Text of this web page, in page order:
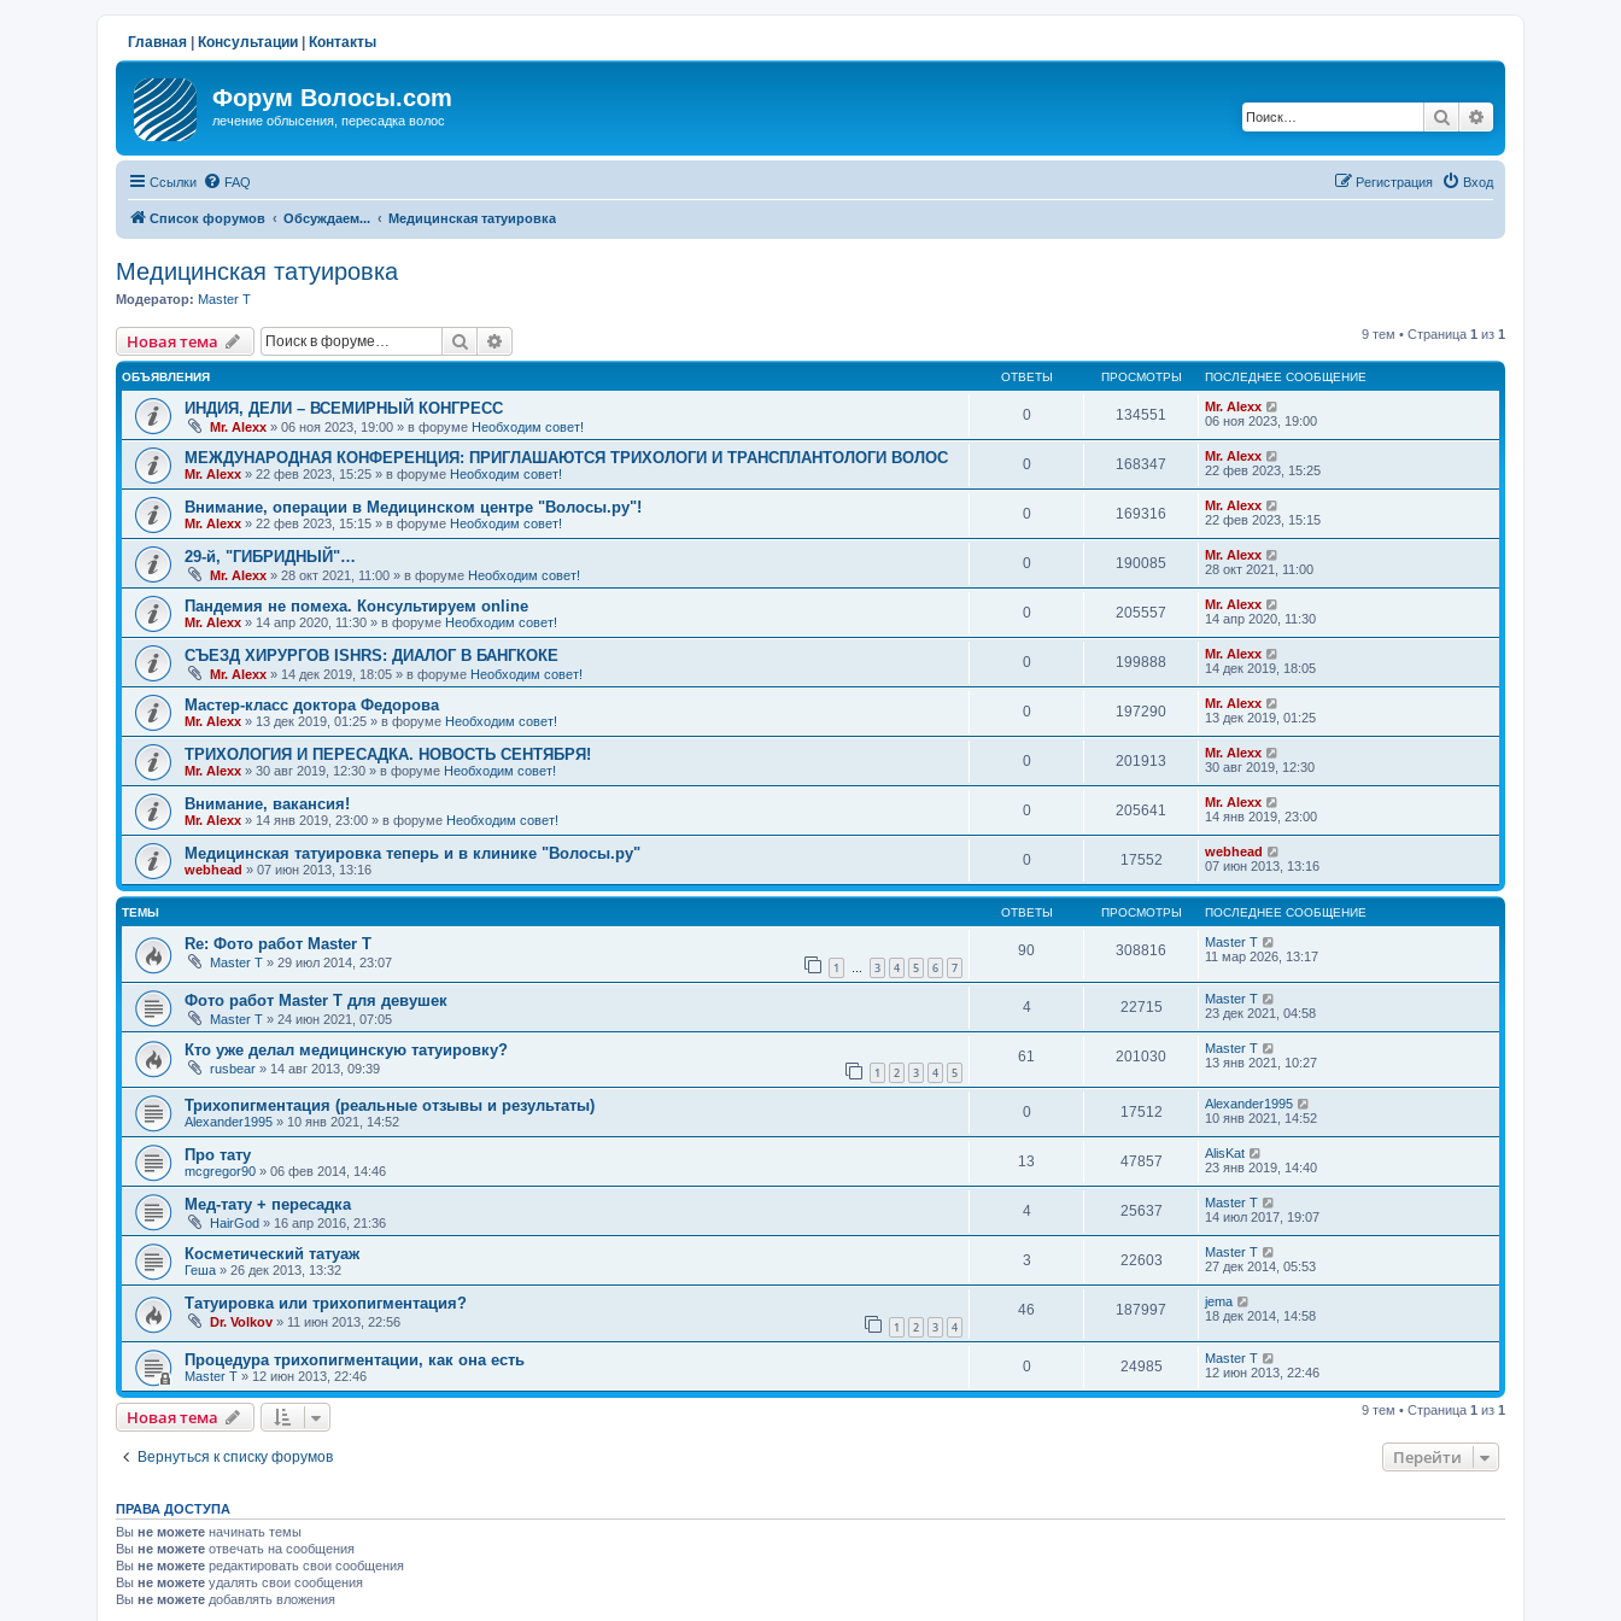
Главная Консультации Контакты
Форум Волосы.com
лечение облысения, пересадка волос Поиск
Ссылки FAQ Вход
Регистрация
Список форумов Обсуждаем... Медицинская татуировка
Медицинская татуировка
Модератор: Master T
Новая тема Поиск 9 тем • Страница 1 из 1
ОБЪЯВЛЕНИЯ ОТВЕТЫ ПРОСМОТРЫ ПОСЛЕДНЕЕ СООБЩЕНИЕ
ИНДИЯ, ДЕЛИ – ВСЕМИРНЫЙ КОНГРЕСС
Mr. Alexx » 06 ноя 2023, 19:00 » в форуме Необходим совет!
0 134551
Mr. Alexx
06 ноя 2023, 19:00
МЕЖДУНАРОДНАЯ КОНФЕРЕНЦИЯ: ПРИГЛАШАЮТСЯ ТРИХОЛОГИ И ТРАНСПЛАНТОЛОГИ ВОЛОС
Mr. Alexx » 22 фев 2023, 15:25 » в форуме Необходим совет!
0 168347
Mr. Alexx
22 фев 2023, 15:25
Внимание, операции в Медицинском центре "Волосы.ру"!
Mr. Alexx » 22 фев 2023, 15:15 » в форуме Необходим совет!
0 169316
Mr. Alexx
22 фев 2023, 15:15
29-й, "ГИБРИДНЫЙ"…
Mr. Alexx » 28 окт 2021, 11:00 » в форуме Необходим совет!
0 190085
Mr. Alexx
28 окт 2021, 11:00
Пандемия не помеха. Консультируем online
Mr. Alexx » 14 апр 2020, 11:30 » в форуме Необходим совет!
0 205557
Mr. Alexx
14 апр 2020, 11:30
СЪЕЗД ХИРУРГОВ ISHRS: ДИАЛОГ В БАНГКОКЕ
Mr. Alexx » 14 дек 2019, 18:05 » в форуме Необходим совет!
0 199888
Mr. Alexx
14 дек 2019, 18:05
Мастер-класс доктора Федорова
Mr. Alexx » 13 дек 2019, 01:25 » в форуме Необходим совет!
0 197290
Mr. Alexx
13 дек 2019, 01:25
ТРИХОЛОГИЯ И ПЕРЕСАДКА. НОВОСТЬ СЕНТЯБРЯ!
Mr. Alexx » 30 авг 2019, 12:30 » в форуме Необходим совет!
0 201913
Mr. Alexx
30 авг 2019, 12:30
Внимание, вакансия!
Mr. Alexx » 14 янв 2019, 23:00 » в форуме Необходим совет!
0 205641
Mr. Alexx
14 янв 2019, 23:00
Медицинская татуировка теперь и в клинике "Волосы.ру"
webhead » 07 июн 2013, 13:16
0 17552
webhead
07 июн 2013, 13:16
ТЕМЫ ОТВЕТЫ ПРОСМОТРЫ ПОСЛЕДНЕЕ СООБЩЕНИЕ
Re: Фото работ Master T
Master T » 29 июл 2014, 23:07 1 … 3 4 5 6 7
90 308816
Master T
11 мар 2026, 13:17
Фото работ Master T для девушек
Master T » 24 июн 2021, 07:05
4 22715
Master T
23 дек 2021, 04:58
Кто уже делал медицинскую татуировку?
rusbear » 14 авг 2013, 09:39 1 2 3 4 5
61 201030
Master T
13 янв 2021, 10:27
Трихопигментация (реальные отзывы и результаты)
Alexander1995 » 10 янв 2021, 14:52
0 17512
Alexander1995
10 янв 2021, 14:52
Про тату
mcgregor90 » 06 фев 2014, 14:46
13 47857
AlisKat
23 янв 2019, 14:40
Мед-тату + пересадка
HairGod » 16 апр 2016, 21:36
4 25637
Master T
14 июл 2017, 19:07
Косметический татуаж
Геша » 26 дек 2013, 13:32
3 22603
Master T
27 дек 2014, 05:53
Татуировка или трихопигментация?
Dr. Volkov » 11 июн 2013, 22:56 1 2 3 4
46 187997
jema
18 дек 2014, 14:58
Процедура трихопигментации, как она есть
Master T » 12 июн 2013, 22:46
0 24985
Master T
12 июн 2013, 22:46
Новая тема 9 тем • Страница 1 из 1
Вернуться к списку форумов Перейти
ПРАВА ДОСТУПА
Вы не можете начинать темы
Вы не можете отвечать на сообщения
Вы не можете редактировать свои сообщения
Вы не можете удалять свои сообщения
Вы не можете добавлять вложения